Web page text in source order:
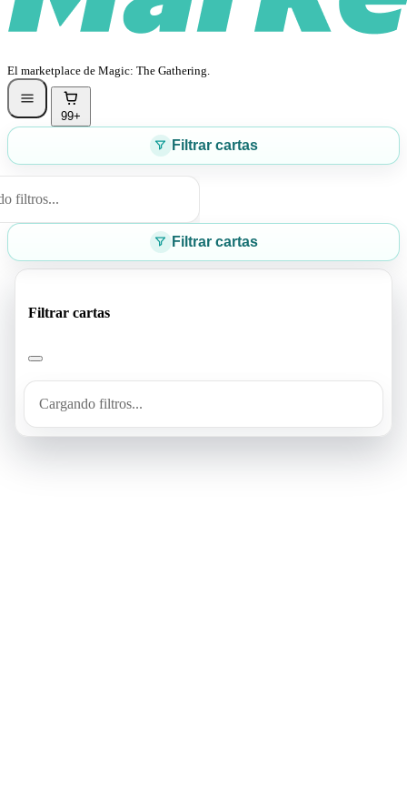
El marketplace de Magic: The Gathering.
99+
Filtrar cartas
filtros...
Filtrar cartas
Filtrar cartas
Cargando filtros...